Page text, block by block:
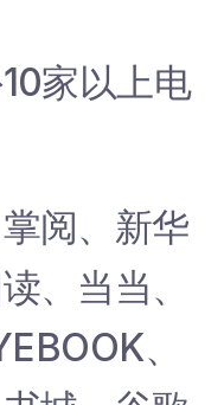
家以上电
阅、新华
、当当、
、